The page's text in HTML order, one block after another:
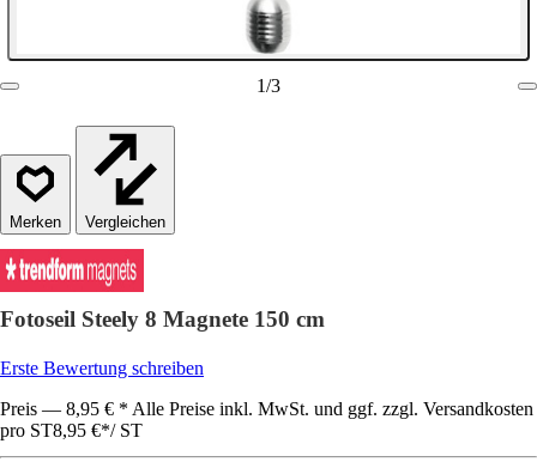
1/3
Vergleichen
Fotoseil Steely 8 Magnete 150 cm
Erste Bewertung schreiben
Preis — 8,95 € * Alle Preise inkl. MwSt. und ggf. zzgl. Versandkosten
pro ST8,95 €*/ ST